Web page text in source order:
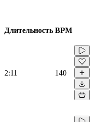
Длительность BPM
2:11 140